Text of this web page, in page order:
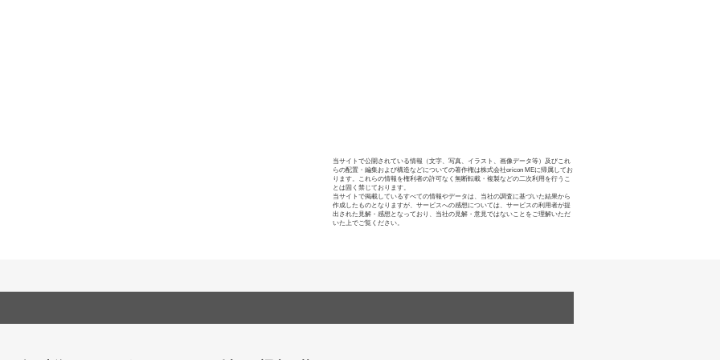
当サイトで公開されている情報（文字、写真、イラスト、画像データ等）及びこれ
らの配置・編集および構造などについての著作権は株式会社oricon MEに帰属してお
ります。これらの情報を権利者の許可なく無断転載・複製などの二次利用を行うこ
とは固く禁じております。
当サイトで掲載しているすべての情報やデータは、当社の調査に基づいた結果から
作成したものとなりますが、サービスへの感想については、サービスの利用者が提
出された見解・感想となっており、当社の見解・意見ではないことをご理解いただ
いた上でご覧ください。